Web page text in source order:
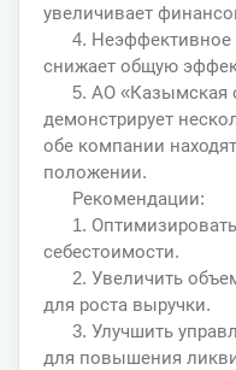
увеличивает
4. Неэффективное
снижает общую
5. АО «Казымская
демонстрирует
обе компании
положении.
Рекомендации:
1.
себестоимости.
2. Увеличить
для роста выручки.
3. Улучшить
для повышения